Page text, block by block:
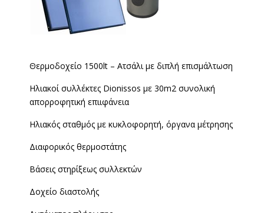
Θερμοδοχείο 1500lt – Ατσάλι με διπλή επισμάλτωση
Ηλιακοί συλλέκτες Dionissos με 30m2 συνολική
απορροφητική επιιφάνεια
Ηλιακός σταθμός με κυκλοφορητή, όργανα μέτρησης
Διαφορικός θερμοστάτης
Βάσεις στηρίξεως συλλεκτών
Δοχείο διαστολής